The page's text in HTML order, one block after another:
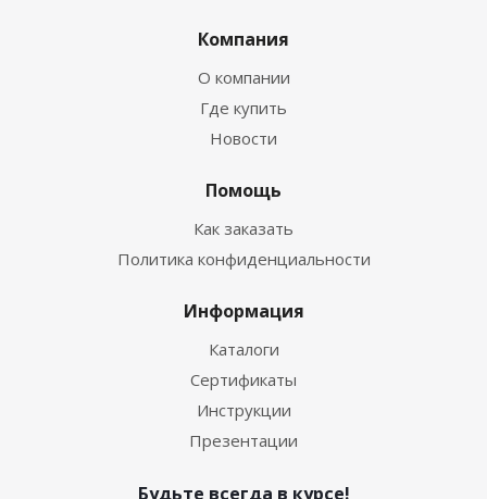
Компания
О компании
Где купить
Новости
Помощь
Как заказать
Политика конфиденциальности
Информация
Каталоги
Сертификаты
Инструкции
Презентации
Будьте всегда в курсе!